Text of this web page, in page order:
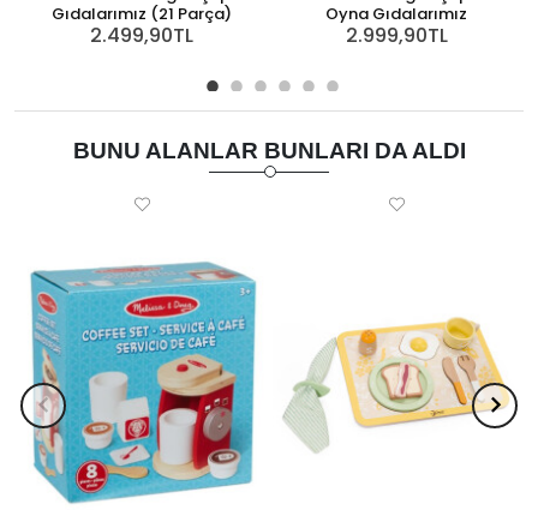
Gıdalarımız (21 Parça)
2.499,90TL
Oyna Gıdalarımız
2.999,90TL
BUNU ALANLAR BUNLARI DA ALDI